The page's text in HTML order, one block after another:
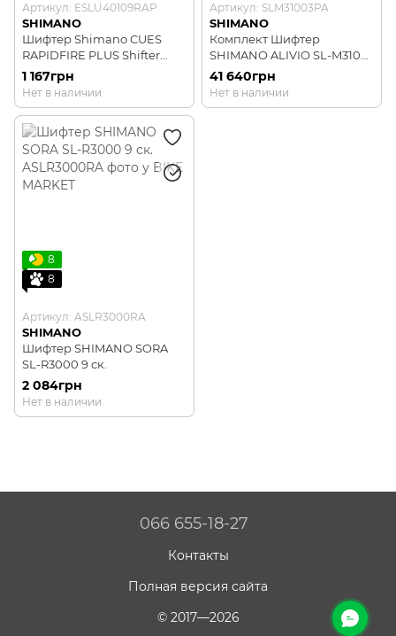
Артикул: ESLU40109RAP
SHIMANO
Шифтер Shimano CUES
RAPIDFIRE PLUS Shifter
Clamp Band 9-speed
1 167грн
Нет в наличии
Артикул: SLM31003PA
SHIMANO
Комплект Шифтер
SHIMANO ALIVIO SL-M3100,
3X9-скоростей, индикатор
передач, рубашки/тросы в
41 640грн
Нет в наличии
8
8
Артикул: ASLR3000RA
SHIMANO
Шифтер SHIMANO SORA
SL-R3000 9 ск.
2 084грн
Нет в наличии
066 655-18-27
Контакты
Полная версия сайта
© 2017—2026